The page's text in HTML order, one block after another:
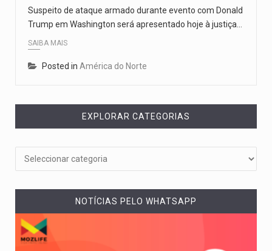
Suspeito de ataque armado durante evento com Donald
Trump em Washington será apresentado hoje à justiça…
SAIBA MAIS
Posted in América do Norte
EXPLORAR CATEGORIAS
NOTÍCIAS PELO WHATSAPP